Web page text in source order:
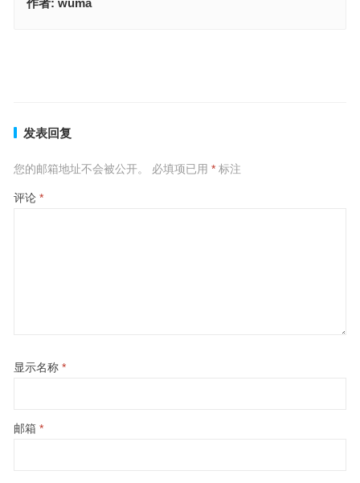
作者: wuma
发表回复
您的邮箱地址不会被公开。 必填项已用 *标注
评论 *
显示名称 *
邮箱 *